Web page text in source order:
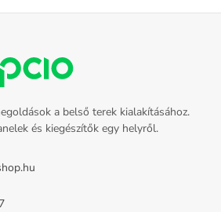
a belső terek kialakításához.
és kiegészítők egy helyről.